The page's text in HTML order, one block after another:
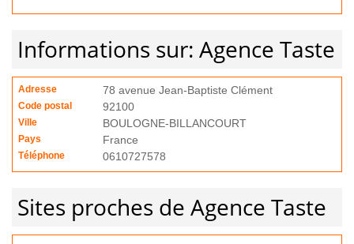
Informations sur: Agence Taste
Adresse 78 avenue Jean-Baptiste Clément
Code postal 92100
Ville BOULOGNE-BILLANCOURT
Pays France
Téléphone 0610727578
Sites proches de Agence Taste